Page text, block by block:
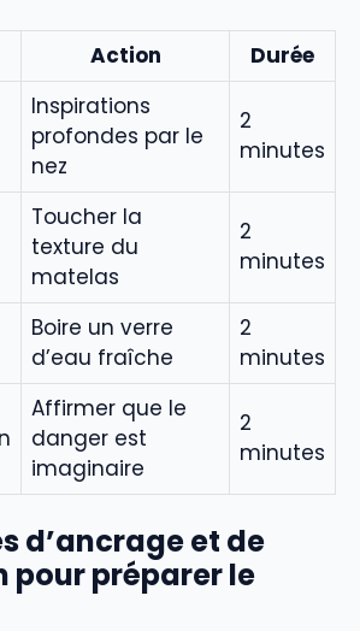
Action Durée
Inspirations
profondes par le
nez
2
minutes
Toucher la
texture du
matelas
2
minutes
Boire un verre
d’eau fraîche
2
minutes
Affirmer que le
danger est
imaginaire
2
minutes
d’ancrage et de
pour préparer le